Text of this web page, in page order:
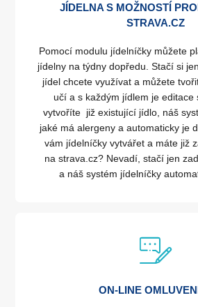
JÍDELNA S MOŽNOSTÍ
STRAVA.CZ
Pomocí modulu jídelníčky můžete
jídelny na týdny dopředu. Stačí si
jídel chcete využívat a můžete
učí a s každým jídlem je editace
vytvoříte již existující jídlo, náš
jaké má alergeny a automaticky je
vám jídelníčky vytvářet a máte již
na strava.cz? Nevadí, stačí jen
a náš systém jídelníčky
ON-LINE